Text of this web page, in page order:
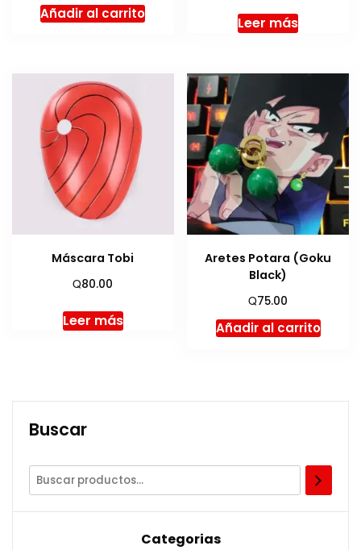
Añadir al carrito
Leer más
Máscara Tobi
Q80.00
Leer más
Aretes Potara (Goku
Black)
Q75.00
Añadir al carrito
Buscar
Categorias